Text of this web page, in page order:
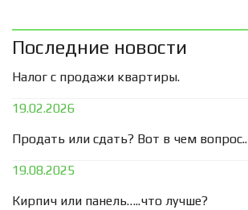
Последние новости
Налог с продажи квартиры.
19.02.2026
Продать или сдать? Вот в чем вопрос..
19.08.2025
Кирпич или панель…..что лучше?